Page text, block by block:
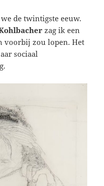
de twintigste eeuw.
zag ik een
voorbij zou lopen. Het
sociaal